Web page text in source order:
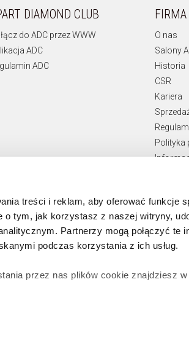
treści i reklam, aby oferować funkcje
o tym, jak korzystasz z naszej witryny,
Partnerzy mogą połączyć te
podczas korzystania z ich usług.
przez nas plików cookie znajdziesz w
cookie zainstalujemy na Twoim
DIAMOND CLUB
do ADC przez WWW
ADC
ADC
FIRMA
O nas
Salony
Historia
CSR
Kariera
Polityka